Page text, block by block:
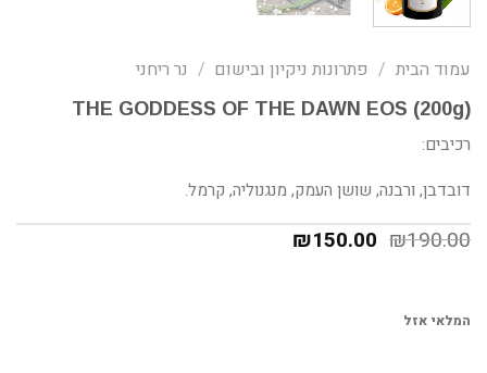
עמוד הבית / פתרונות ניקיון ובישום / נר ריחני
(THE GODDESS OF THE DAWN EOS (200g
רכיבים:
דובדבן, ורבנה, שושן העמק, מנגנוליה, קרמל.
₪190.00
₪150.00
המלאי אזל